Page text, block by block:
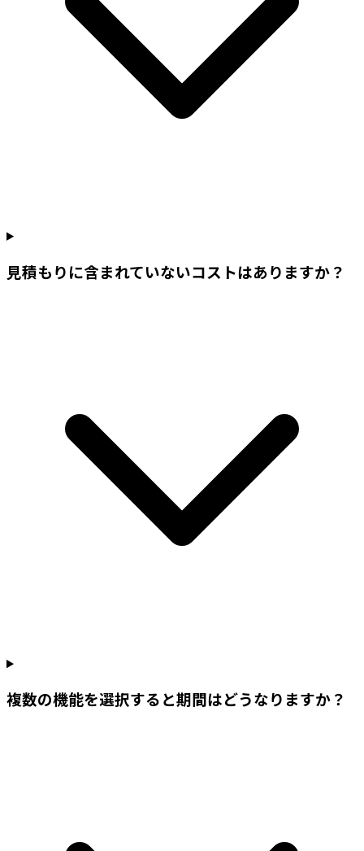
見積もりに含まれていないコストはありますか？
複数の機能を選択すると期間はどうなりますか？